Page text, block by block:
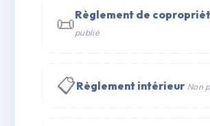
📜Règlement de
publié
📋Règlement intérieur Non